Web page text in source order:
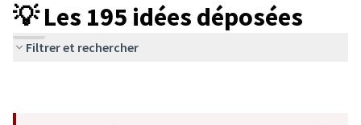
💡 Les 195 idées déposées
Filtrer et rechercher